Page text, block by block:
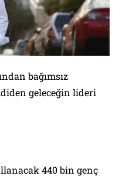
bağımsız
geleceğin lideri
440 bin genç